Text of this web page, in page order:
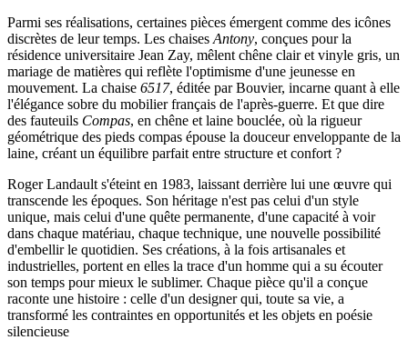
Parmi ses réalisations, certaines pièces émergent comme des icônes
discrètes de leur temps. Les chaises Antony, conçues pour la
résidence universitaire Jean Zay, mêlent chêne clair et vinyle gris, un
mariage de matières qui reflète l'optimisme d'une jeunesse en
mouvement. La chaise 6517, éditée par Bouvier, incarne quant à elle
l'élégance sobre du mobilier français de l'après-guerre. Et que dire
des fauteuils Compas, en chêne et laine bouclée, où la rigueur
géométrique des pieds compas épouse la douceur enveloppante de la
laine, créant un équilibre parfait entre structure et confort ?
Roger Landault s'éteint en 1983, laissant derrière lui une œuvre qui
transcende les époques. Son héritage n'est pas celui d'un style
unique, mais celui d'une quête permanente, d'une capacité à voir
dans chaque matériau, chaque technique, une nouvelle possibilité
d'embellir le quotidien. Ses créations, à la fois artisanales et
industrielles, portent en elles la trace d'un homme qui a su écouter
son temps pour mieux le sublimer. Chaque pièce qu'il a conçue
raconte une histoire : celle d'un designer qui, toute sa vie, a
transformé les contraintes en opportunités et les objets en poésie
silencieuse